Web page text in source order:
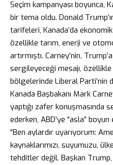
Seçim kampanyası boyunca,
bir tema oldu. Donald
tarifeleri, Kanada’da
özellikle tarım, enerji ve
artırmıştı. Carney’nin,
sergileyeceği mesajı, özellikle
bölgelerinde Liberal Parti’nin
Kanada Başbakanı Mark
yaptığı zafer konuşmasında
ederken, ABD’ye “asla”
“Ben aylardır uyarıyorum:
kaynaklarımızı, suyumuzu,
tehditler değil. Başkan Trump,